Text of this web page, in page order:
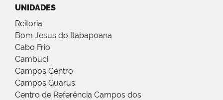
UNIDADES
Reitoria
Bom Jesus do Itabapoana
Cabo Frio
Cambuci
Campos Centro
Campos Guarus
Centro de Referência Campos dos